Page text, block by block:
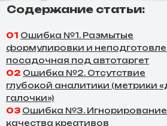
01 Ошибка №1. Размытые
формулировки и
посадочная под автотаргет
02 Ошибка №2. Отсутствие
глубокой аналитики (метрики
галочки»)
03 Ошибка №3. Игнорирование
качества креативов
Содержание статьи: